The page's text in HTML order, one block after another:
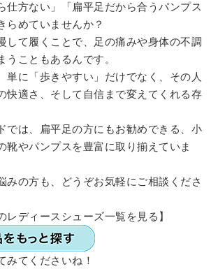
仕方ない」「扁平足だから合うパンプス
らめていませんか？
して履くことで、足の痛みや身体の不調
うこともあるんです。
単に「歩きやすい」だけでなく、その人
快適さ、そして自信まで変えてくれる存
では、扁平足の方にもお勧めできる、小
靴やパンプスを豊富に取り揃えていま
みの方も、どうぞお気軽にご相談くださ
レディースシューズ一覧を見る】
みてくださいね！